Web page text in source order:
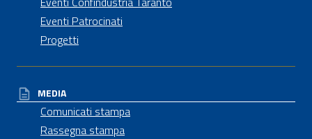
Eventi Patrocinati
Progetti
MEDIA
Comunicati stampa
Rassegna stampa